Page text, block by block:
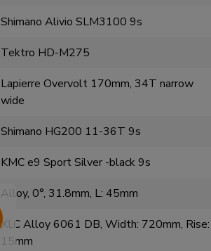
Shimano Alivio SLM3100 9s
Tektro HD-M275
Lapierre Overvolt 170mm, 34T narrow
wide
Shimano HG200 11-36T 9s
KMC e9 Sport Silver -black 9s
Alloy, 0°, 31.8mm, L: 45mm
XLC Alloy 6061 DB, Width: 720mm, Rise:
15mm